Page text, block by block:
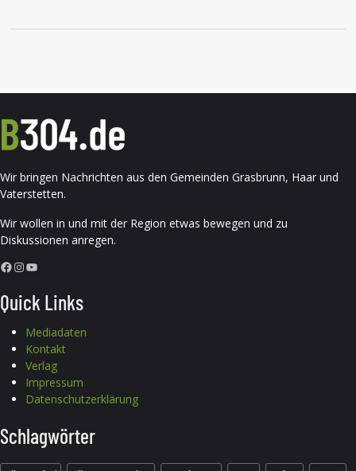
Wir bringen Nachrichten aus den Gemeinden Grasbrunn, Haar und
Vaterstetten.
Wir wollen in und mit der Region etwas bewegen und zu
Diskussionen anregen.
Facebook InstagramYouTube
Quick Links
Mediadaten
Kontakt
Verlag
Impressum
Datenschutzerklärung
Schlagwörter